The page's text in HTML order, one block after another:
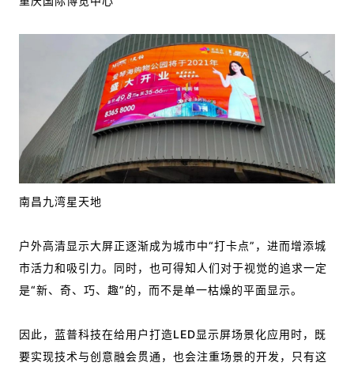
南昌九湾星天地
户外高清显示大屏正逐渐成为城市中“打卡点”，进而增添城
市活力和吸引力。同时，也可得知人们对于视觉的追求一定
是“新、奇、巧、趣”的，而不是单一枯燥的平面显示。
因此，蓝普科技在给用户打造LED显示屏场景化应用时，既
要实现技术与创意融会贯通，也会注重场景的开发，只有这